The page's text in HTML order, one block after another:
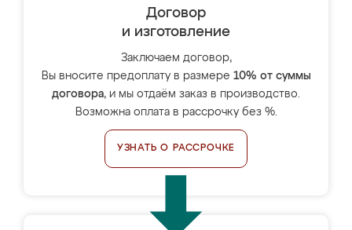
Договор
и изготовление
Заключаем договор,
Вы вносите предоплату в размере 10% от суммы
договора, и мы отдаём заказ в производство.
Возможна оплата в рассрочку без %.
УЗНАТЬ О РАССРОЧКЕ